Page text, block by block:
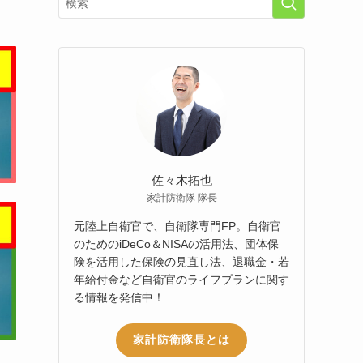
佐々木拓也
家計防衛隊 隊長
元陸上自衛官で、自衛隊専門FP。自衛官
のためのiDeCo＆NISAの活用法、団体保
険を活用した保険の見直し法、退職金・若
年給付金など自衛官のライフプランに関す
る情報を発信中！
家計防衛隊長とは